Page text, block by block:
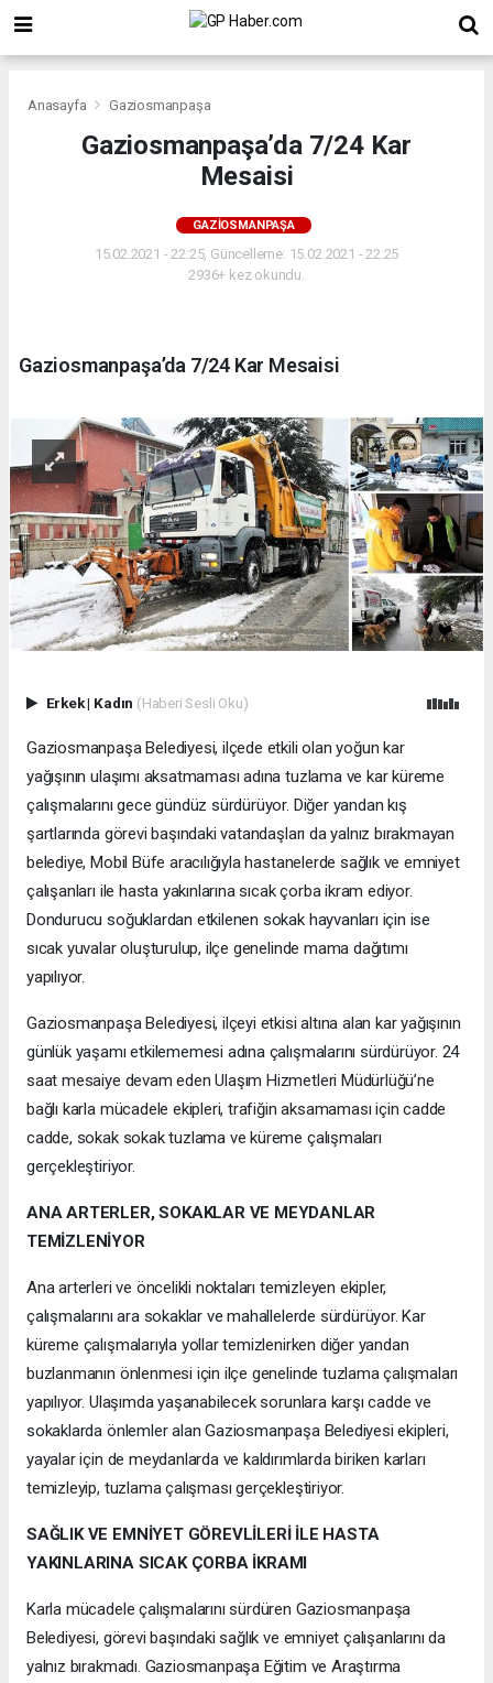
Anasayfa Gaziosmanpaşa
Gaziosmanpaşa’da 7/24 Kar
Mesaisi
GAZIOSMANPAŞA
15.02.2021 - 22:25, Güncelleme: 15.02.2021 - 22:25
2936+ kez okundu.
Gaziosmanpaşa’da 7/24 Kar Mesaisi
Erkek| Kadın (Haberi Sesli Oku)
Gaziosmanpaşa Belediyesi, ilçede etkili olan yoğun kar
yağışının ulaşımı aksatmaması adına tuzlama ve kar küreme
çalışmalarını gece gündüz sürdürüyor. Diğer yandan kış
şartlarında görevi başındaki vatandaşları da yalnız bırakmayan
belediye, Mobil Büfe aracılığıyla hastanelerde sağlık ve emniyet
çalışanları ile hasta yakınlarına sıcak çorba ikram ediyor.
Dondurucu soğuklardan etkilenen sokak hayvanları için ise
sıcak yuvalar oluşturulup, ilçe genelinde mama dağıtımı
yapılıyor.
Gaziosmanpaşa Belediyesi, ilçeyi etkisi altına alan kar yağışının
günlük yaşamı etkilememesi adına çalışmalarını sürdürüyor. 24
saat mesaiye devam eden Ulaşım Hizmetleri Müdürlüğü’ne
bağlı karla mücadele ekipleri, trafiğin aksamaması için cadde
cadde, sokak sokak tuzlama ve küreme çalışmaları
gerçekleştiriyor.
ANA ARTERLER, SOKAKLAR VE MEYDANLAR
TEMİZLENİYOR
Ana arterleri ve öncelikli noktaları temizleyen ekipler,
çalışmalarını ara sokaklar ve mahallelerde sürdürüyor. Kar
küreme çalışmalarıyla yollar temizlenirken diğer yandan
buzlanmanın önlenmesi için ilçe genelinde tuzlama çalışmaları
yapılıyor. Ulaşımda yaşanabilecek sorunlara karşı cadde ve
sokaklarda önlemler alan Gaziosmanpaşa Belediyesi ekipleri,
yayalar için de meydanlarda ve kaldırımlarda biriken karları
temizleyip, tuzlama çalışması gerçekleştiriyor.
SAĞLIK VE EMNİYET GÖREVLİLERİ İLE HASTA
YAKINLARINA SICAK ÇORBA İKRAMI
Karla mücadele çalışmalarını sürdüren Gaziosmanpaşa
Belediyesi, görevi başındaki sağlık ve emniyet çalışanlarını da
yalnız bırakmadı. Gaziosmanpaşa Eğitim ve Araştırma